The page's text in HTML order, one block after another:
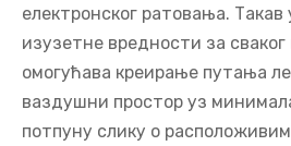
електронског ратовања. Такав
изузетне вредности за сваког
омогућава креирање путања
ваздушни простор уз
потпуну слику о